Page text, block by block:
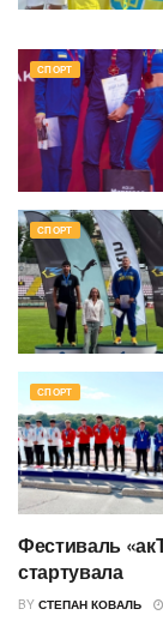
СПОРТ
СПОРТ
СПОРТ
СПОРТ
Фестиваль
стартувала
BY СТЕПАН КОВАЛЬ